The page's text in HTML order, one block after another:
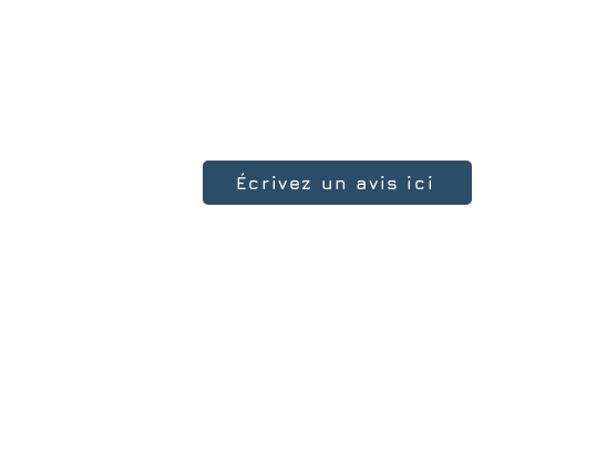
Écrivez un avis ici